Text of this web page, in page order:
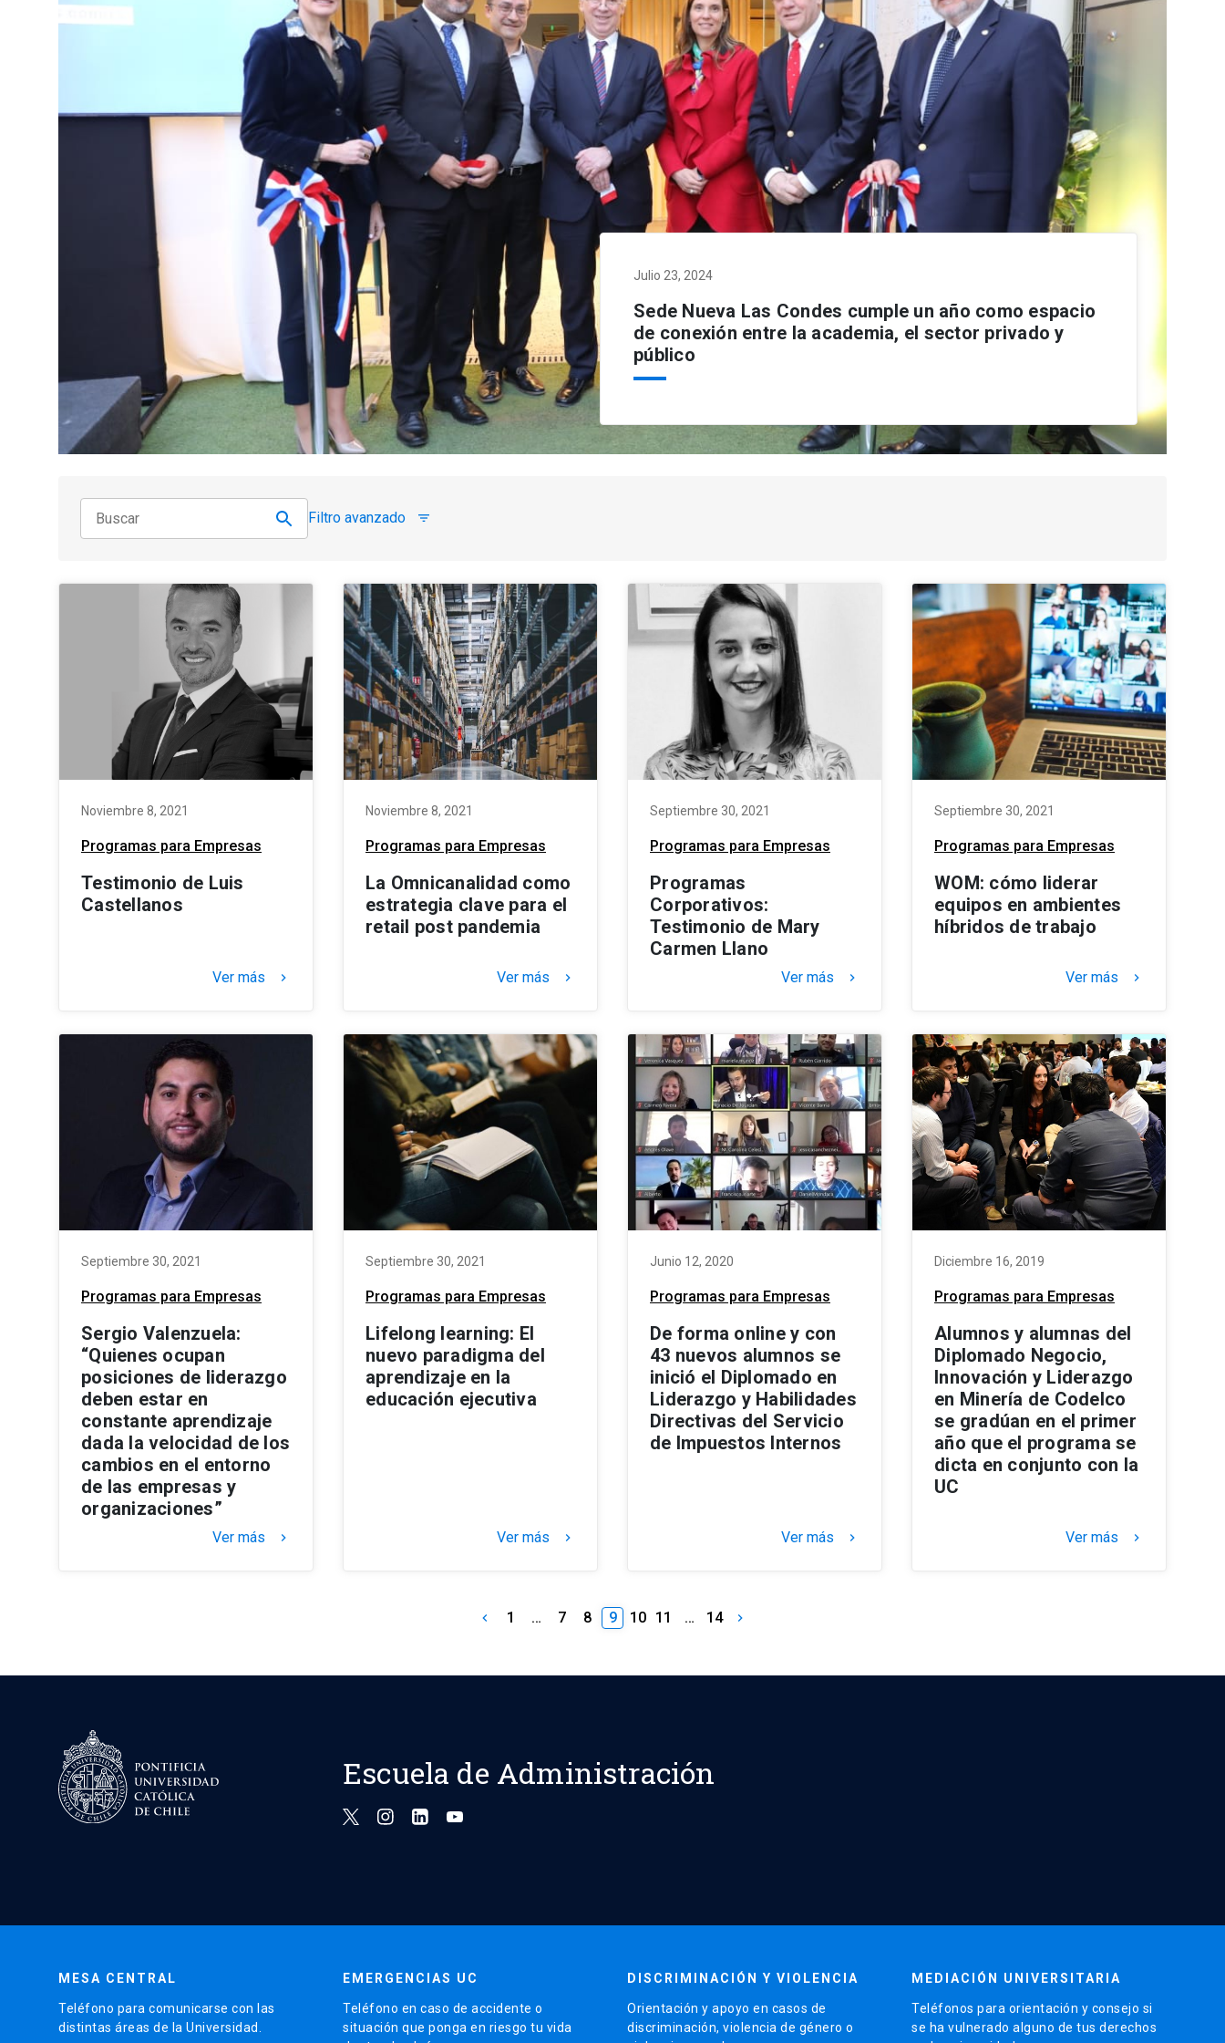
Julio 23, 2024
Sede Nueva Las Condes cumple un año como espacio
de conexión entre la academia, el sector privado y
público
Filtro avanzado filter_list
Noviembre 8, 2021
Programas para Empresas
Testimonio de Luis
Castellanos
Ver más keyboard_arrow_right
Noviembre 8, 2021
Programas para Empresas
La Omnicanalidad como
estrategia clave para el
retail post pandemia
Ver más keyboard_arrow_right
Septiembre 30, 2021
Programas para Empresas
Programas
Corporativos:
Testimonio de Mary
Carmen Llano
Ver más keyboard_arrow_right
Septiembre 30, 2021
Programas para Empresas
WOM: cómo liderar
equipos en ambientes
híbridos de trabajo
Ver más keyboard_arrow_right
Septiembre 30, 2021
Programas para Empresas
Sergio Valenzuela:
“Quienes ocupan
posiciones de liderazgo
deben estar en
constante aprendizaje
dada la velocidad de los
cambios en el entorno
de las empresas y
organizaciones”
Ver más keyboard_arrow_right
Septiembre 30, 2021
Programas para Empresas
Lifelong learning: El
nuevo paradigma del
aprendizaje en la
educación ejecutiva
Ver más keyboard_arrow_right
Junio 12, 2020
Programas para Empresas
De forma online y con
43 nuevos alumnos se
inició el Diplomado en
Liderazgo y Habilidades
Directivas del Servicio
de Impuestos Internos
Ver más keyboard_arrow_right
Diciembre 16, 2019
Programas para Empresas
Alumnos y alumnas del
Diplomado Negocio,
Innovación y Liderazgo
en Minería de Codelco
se gradúan en el primer
año que el programa se
dicta en conjunto con la
UC
Ver más keyboard_arrow_right
keyboard_arrow_left 1 … 7 8 9 10 11 … 14 keyboard_arrow_right
Escuela de Administración
MESA CENTRAL
Teléfono para comunicarse con las
distintas áreas de la Universidad.
EMERGENCIAS UC
Teléfono en caso de accidente o
situación que ponga en riesgo tu vida
DISCRIMINACIÓN Y VIOLENCIA
Orientación y apoyo en casos de
discriminación, violencia de género o
MEDIACIÓN UNIVERSITARIA
Teléfonos para orientación y consejo si
se ha vulnerado alguno de tus derechos